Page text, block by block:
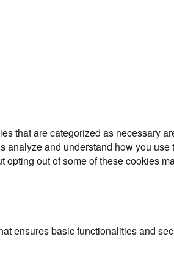
that are categorized as necessary
analyze and understand how you
out of some of these cookies
ensures basic functionalities and